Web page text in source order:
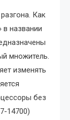
Как
названии
множитель.
изменять
без
14700)